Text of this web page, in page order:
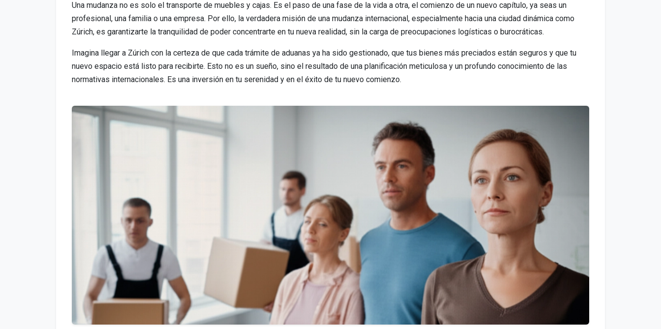
Una mudanza no es solo el transporte de muebles y cajas. Es el paso de una fase de la vida a otra, el comienzo de un nuevo capítulo, ya seas un
profesional, una familia o una empresa. Por ello, la verdadera misión de una mudanza internacional, especialmente hacia una ciudad dinámica como
Zúrich, es garantizarte la tranquilidad de poder concentrarte en tu nueva realidad, sin la carga de preocupaciones logísticas o burocráticas.
Imagina llegar a Zúrich con la certeza de que cada trámite de aduanas ya ha sido gestionado, que tus bienes más preciados están seguros y que tu
nuevo espacio está listo para recibirte. Esto no es un sueño, sino el resultado de una planificación meticulosa y un profundo conocimiento de las
normativas internacionales. Es una inversión en tu serenidad y en el éxito de tu nuevo comienzo.